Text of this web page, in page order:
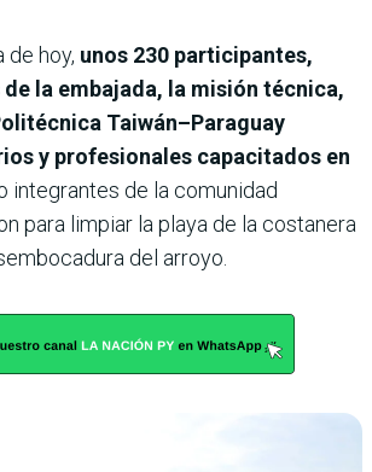
de hoy, unos 230 participantes,
la embajada, la misión técnica,
Taiwán–Paraguay
y profesionales capacitados en
integrantes de la comunidad
para limpiar la playa de la costanera
del arroyo.